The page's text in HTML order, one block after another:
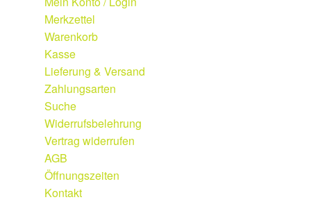
Weine
Qualitätskategorien
Vinothek
Etiketten
Weingut
Merkzettel
Warenkorb
Kasse
Lieferung & Versand
Zahlungsarten
Suche
Widerrufsbelehrung
Vertrag widerrufen
AGB
Öffnungszeiten
Kontakt